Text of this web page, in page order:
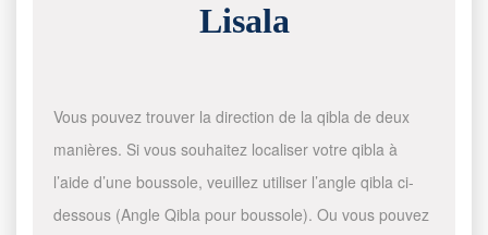
Lisala
Vous pouvez trouver la direction de la qibla de deux
manières. Si vous souhaitez localiser votre qibla à
l’aide d’une boussole, veuillez utiliser l’angle qibla ci-
dessous (Angle Qibla pour boussole). Ou vous pouvez